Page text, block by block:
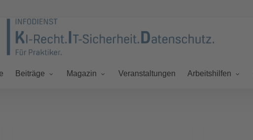
Beiträge Magazin Veranstaltungen Arbeitshilfen